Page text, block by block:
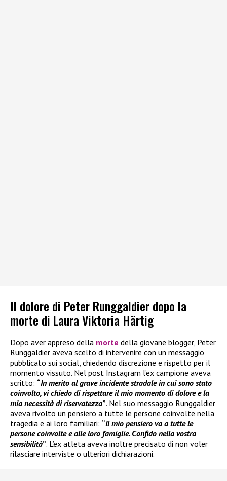
Il dolore di Peter Runggaldier dopo la
morte di Laura Viktoria Härtig
Dopo aver appreso della morte della giovane blogger, Peter
Runggaldier aveva scelto di intervenire con un messaggio
pubblicato sui social, chiedendo discrezione e rispetto per il
momento vissuto. Nel post Instagram l’ex campione aveva
scritto: “In merito al grave incidente stradale in cui sono stato
coinvolto, vi chiedo di rispettare il mio momento di dolore e la
mia necessità di riservatezza”. Nel suo messaggio Runggaldier
aveva rivolto un pensiero a tutte le persone coinvolte nella
tragedia e ai loro familiari: “Il mio pensiero va a tutte le
persone coinvolte e alle loro famiglie. Confido nella vostra
sensibilità”. L’ex atleta aveva inoltre precisato di non voler
rilasciare interviste o ulteriori dichiarazioni.